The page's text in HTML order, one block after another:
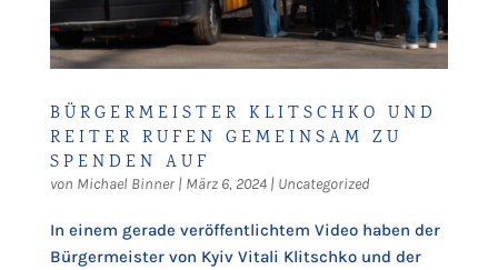
BÜRGERMEISTER KLITSCHKO UND
REITER RUFEN GEMEINSAM ZU
SPENDEN AUF
von Michael Binner| März 6, 2024| Uncategorized
In einem gerade veröffentlichtem Video haben der
Bürgermeister von Kyiv Vitali Klitschko und der